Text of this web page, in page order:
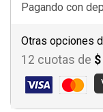
Pagando con
Otras opciones
12 cuotas de